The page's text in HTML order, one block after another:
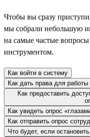
Чтобы вы сразу
мы собрали небольшую
на самые частые
инструментом.
Как войти в систему
Как дать права для
Как предоставить
Как увидеть опрос
Как отправить опрос
Что будет, если